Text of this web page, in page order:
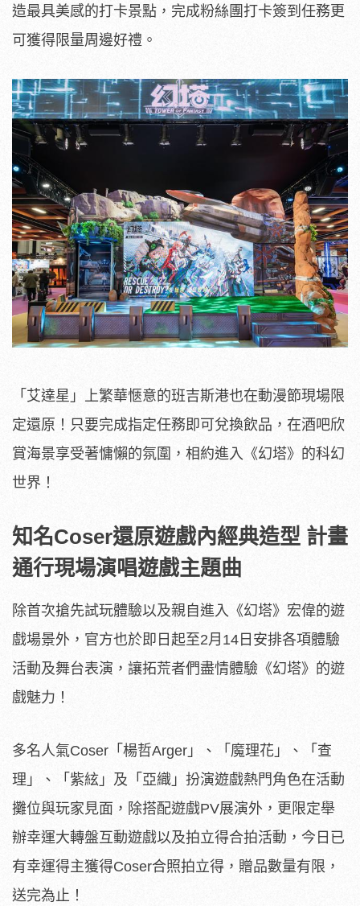
造最具美感的打卡景點，完成粉絲團打卡簽到任務更
可獲得限量周邊好禮。
「艾達星」上繁華愜意的班吉斯港也在動漫節現場限
定還原！只要完成指定任務即可兌換飲品，在酒吧欣
賞海景享受著慵懶的氛圍，相約進入《幻塔》的科幻
世界！
知名Coser還原遊戲內經典造型 計畫
通行現場演唱遊戲主題曲
除首次搶先試玩體驗以及親自進入《幻塔》宏偉的遊
戲場景外，官方也於即日起至2月14日安排各項體驗
活動及舞台表演，讓拓荒者們盡情體驗《幻塔》的遊
戲魅力！
多名人氣Coser「楊哲Arger」、「魔理花」、「查
理」、「紫絃」及「亞織」扮演遊戲熱門角色在活動
攤位與玩家見面，除搭配遊戲PV展演外，更限定舉
辦幸運大轉盤互動遊戲以及拍立得合拍活動，今日已
有幸運得主獲得Coser合照拍立得，贈品數量有限，
送完為止！